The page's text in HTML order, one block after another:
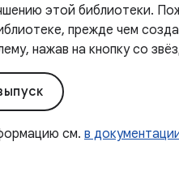
этой библиотеки.
прежде чем
нажав на кнопку со
см. в